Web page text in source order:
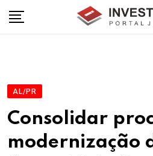
AL/PR
Consolidar
modernização